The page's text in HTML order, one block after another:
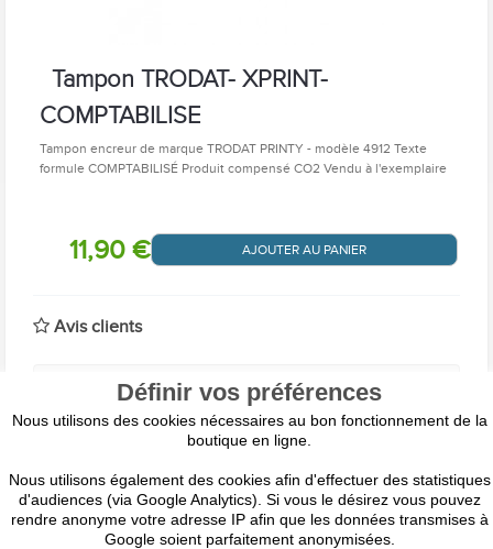
Tampon TRODAT- XPRINT-
COMPTABILISE
Tampon encreur de marque TRODAT PRINTY - modèle 4912 Texte
formule COMPTABILISÉ Produit compensé CO2 Vendu à l'exemplaire
11,90 € AJOUTER AU PANIER
Avis clients
Les avis client rédigés ci dessous sont susceptibles d'être
modifiés selon certains critères comme l'orthographe, la
grammaire, mais le sens du texte sera toujours respecté.
Tous les avis sur cette page sont affichés par ordre
système d'avis ici :Conditions d'utilisation des avis client
Soyez le premier à donner votre avis !
Définir vos préférences
Nous utilisons des cookies nécessaires au bon fonctionnement de la
boutique en ligne.
Nous utilisons également des cookies afin d'effectuer des statistiques
d'audiences (via Google Analytics). Si vous le désirez vous pouvez
rendre anonyme votre adresse IP afin que les données transmises à
Google soient parfaitement anonymisées.